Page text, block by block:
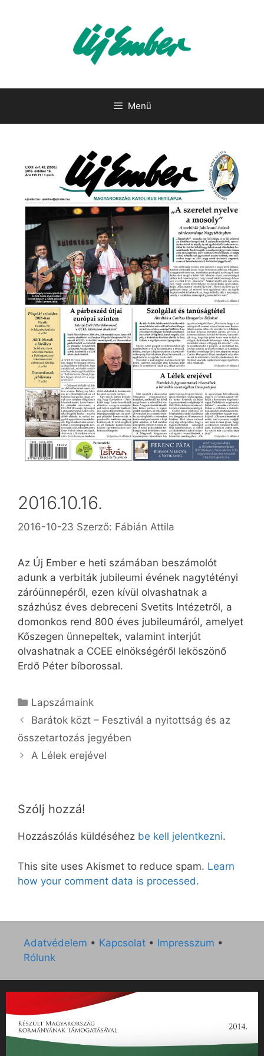
Menü
2016.10.16.
2016-10-23 Szerző: Fábián Attila
Az Új Ember e heti számában beszámolót
adunk a verbiták jubileumi évének nagytétényi
záróünnepéről, ezen kívül olvashatnak a
százhúsz éves debreceni Svetits Intézetről, a
domonkos rend 800 éves jubileumáról, amelyet
Kőszegen ünnepeltek, valamint interjút
olvashatnak a CCEE elnökségéről leköszönő
Erdő Péter bíborossal.
Kategória
Lapszámaink
Barátok közt – Fesztivál a nyitottság és az
összetartozás jegyében
A Lélek erejével
Szólj hozzá!
Hozzászólás küldéséhez be kell jelentkezni.
This site uses Akismet to reduce spam. Learn
how your comment data is processed.
Adatvédelem • Kapcsolat • Impresszum •
Rólunk